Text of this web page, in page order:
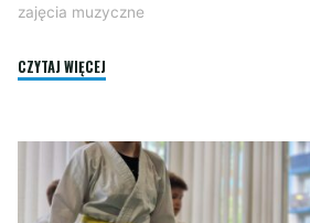
zajęcia muzyczne
CZYTAJ WIĘCEJ
DLA
NAJMŁODSZYCH"